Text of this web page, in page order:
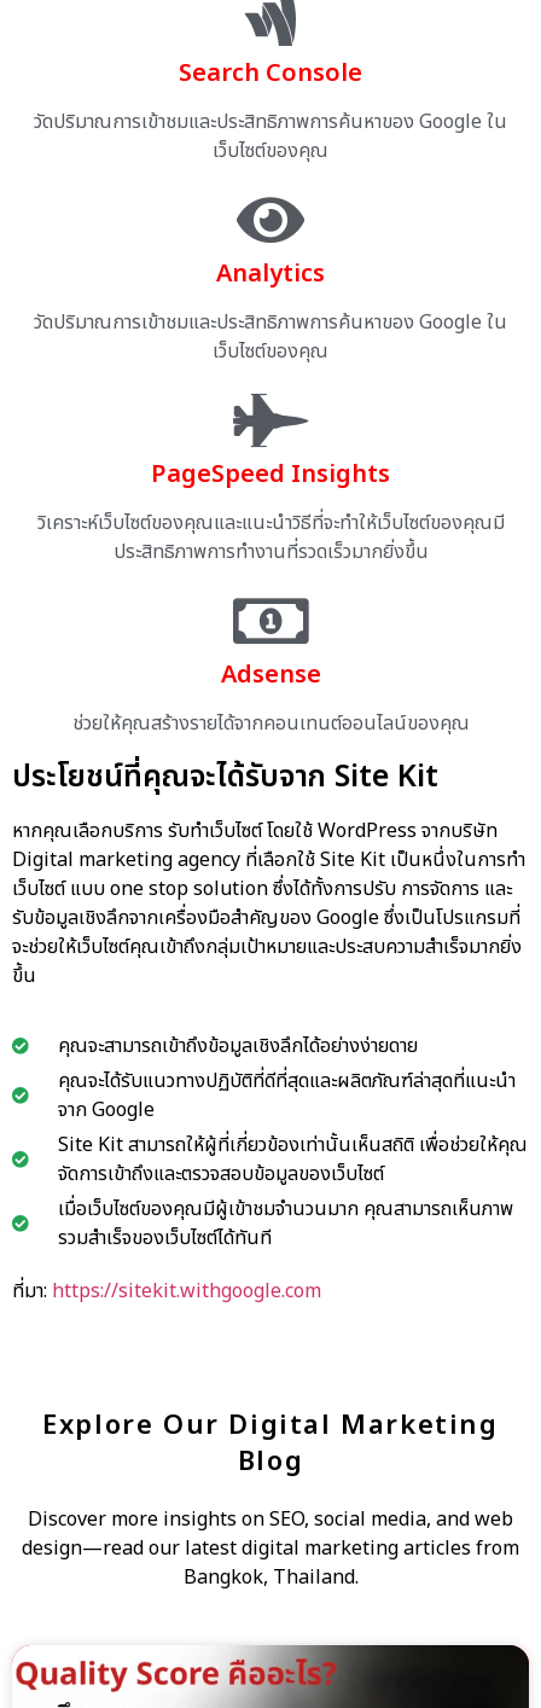
Search Console
วัดปริมาณการเข้าชมและประสิทธิภาพการค้นหาของ Google ใน
เว็บไซต์ของคุณ
Analytics
วัดปริมาณการเข้าชมและประสิทธิภาพการค้นหาของ Google ใน
เว็บไซต์ของคุณ
PageSpeed Insights
วิเคราะห์เว็บไซต์ของคุณและแนะนำวิธีที่จะทำให้เว็บไซต์ของคุณมี
ประสิทธิภาพการทำงานที่รวดเร็วมากยิ่งขึ้น
Adsense
ช่วยให้คุณสร้างรายได้จากคอนเทนต์ออนไลน์ของคุณ
ประโยชน์ที่คุณจะได้รับจาก Site Kit
หากคุณเลือกบริการ รับทำเว็บไซต์ โดยใช้ WordPress จากบริษัท
Digital marketing agency ที่เลือกใช้ Site Kit เป็นหนึ่งในการทำ
เว็บไซต์ แบบ one stop solution ซึ่งได้ทั้งการปรับ การจัดการ และ
รับข้อมูลเชิงลึกจากเครื่องมือสำคัญของ Google ซึ่งเป็นโปรแกรมที่
จะช่วยให้เว็บไซต์คุณเข้าถึงกลุ่มเป้าหมายและประสบความสำเร็จมากยิ่ง
ขึ้น
คุณจะสามารถเข้าถึงข้อมูลเชิงลึกได้อย่างง่ายดาย
คุณจะได้รับแนวทางปฏิบัติที่ดีที่สุดและผลิตภัณฑ์ล่าสุดที่แนะนำ
จาก Google
Site Kit สามารถให้ผู้ที่เกี่ยวข้องเท่านั้นเห็นสถิติ เพื่อช่วยให้คุณ
จัดการเข้าถึงและตรวจสอบข้อมูลของเว็บไซต์
เมื่อเว็บไซต์ของคุณมีผู้เข้าชมจำนวนมาก คุณสามารถเห็นภาพ
รวมสำเร็จของเว็บไซต์ได้ทันที
ที่มา: https://sitekit.withgoogle.com
Explore Our Digital Marketing
Blog
Discover more insights on SEO, social media, and web
design—read our latest digital marketing articles from
Bangkok, Thailand.